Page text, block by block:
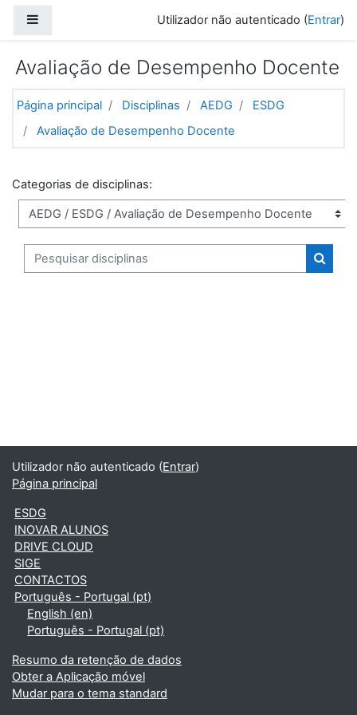
Utilizador não autenticado (Entrar)
Avaliação de Desempenho Docente
Página principal Disciplinas AEDG
ESDG
Avaliação de Desempenho Docente
Categorias de disciplinas:
Pesquisar disciplinas
Utilizador não autenticado (Entrar)
Página principal
ESDG
INOVAR ALUNOS
DRIVE CLOUD
SIGE
CONTACTOS
Português - Portugal ‎(pt)‎
English ‎(en)‎
Português - Portugal ‎(pt)‎
Resumo da retenção de dados
Obter a Aplicação móvel
Mudar para o tema standard